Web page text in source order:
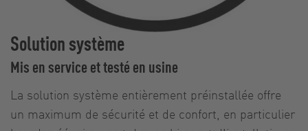
Solution système
Mis en service et testé en usine
La solution système entièrement préinstallée offre
un maximum de sécurité et de confort, en particulier